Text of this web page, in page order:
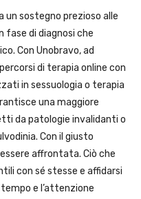
un sostegno prezioso alle
fase di diagnosi che
Con Unobravo, ad
di terapia online con
in sessuologia o terapia
una maggiore
da patologie invalidanti o
Con il giusto
affrontata. Ciò che
con sé stesse e affidarsi
e l’attenzione